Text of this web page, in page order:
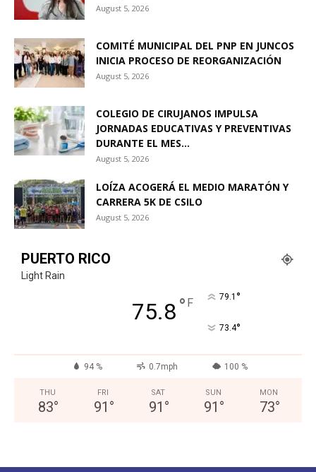
August 5, 2026
COMITÉ MUNICIPAL DEL PNP EN JUNCOS
INICIA PROCESO DE REORGANIZACIÓN
August 5, 2026
COLEGIO DE CIRUJANOS IMPULSA
JORNADAS EDUCATIVAS Y PREVENTIVAS
DURANTE EL MES...
August 5, 2026
LOÍZA ACOGERÁ EL MEDIO MARATÓN Y
CARRERA 5K DE CSILO
August 5, 2026
PUERTO RICO
Light Rain
75.8° F 79.1 °
73.4°
94 % 0.7mph 100 %
THU
83°
FRI
91 °
SAT
91 °
SUN
91 °
MON
73°